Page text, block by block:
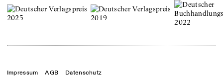
Impressum AGB Datenschutz